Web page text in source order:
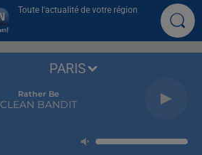
Toute l'actualité de votre région
Rather Be
CLEAN BANDIT
PARIS